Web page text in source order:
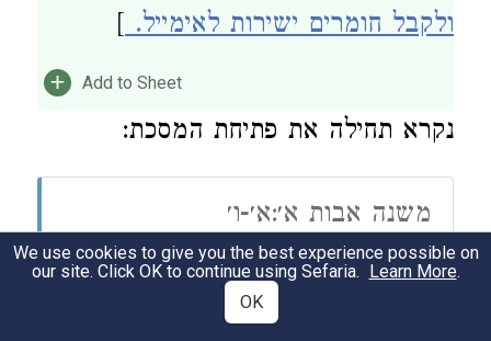
ולקבל חומרים ישירות לאימייל.]
+ Add to Sheet
נקרא תחילה את פתיחת המסכת:
משנה אבות א׳:א׳-ו׳
(א)משֶׁה קִבֵּל תּוֹרָה מִסִּינַי, וּמְסָרָהּ
לִיהוֹשֻׁעַ, וִיהוֹשֻׁעַ לִזְקֵנִים, וּזְקֵנִים
We use cookies to give you the best experience possible on
our site. Click OK to continue using Sefaria. Learn More.
OK